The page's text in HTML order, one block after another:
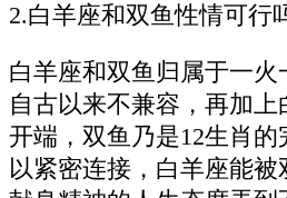
2.白羊座和双鱼性情可行
白羊座和双鱼归属于一
自古以来不兼容，再加上
开端，双鱼乃是12生肖
以紧密连接，白羊座能